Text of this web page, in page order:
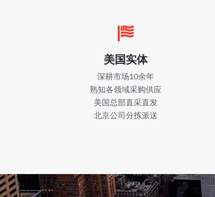
美国实体
深耕市场10余年
熟知各领域采购供应
美国总部直采直发
北京公司分拣派送